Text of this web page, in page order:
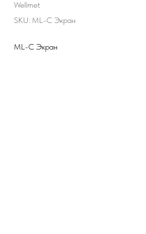
Wellmet
SKU: ML-C Экран
ML-C Экран